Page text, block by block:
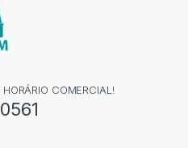
COMERCIAL!